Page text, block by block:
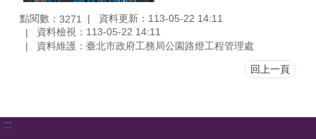
點閱數： 3271
資料更新：113-05-22 14:11
資料檢視：113-05-22 14:11
資料維護：臺北市政府工務局公園路燈工程管理處
回上一頁
:::